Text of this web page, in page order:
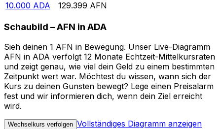
10.000 ADA 129.399 AFN
Schaubild – AFN in ADA
Sieh deinen 1 AFN in Bewegung. Unser Live-Diagramm
AFN in ADA verfolgt 12 Monate Echtzeit-Mittelkursraten
und zeigt genau, wie viel dein Geld zu einem bestimmten
Zeitpunkt wert war. Möchtest du wissen, wann sich der
Kurs zu deinen Gunsten bewegt? Lege einen Preisalarm
fest und wir informieren dich, wenn dein Ziel erreicht
wird.
Wechselkurs verfolgen Vollständiges Diagramm anzeigen